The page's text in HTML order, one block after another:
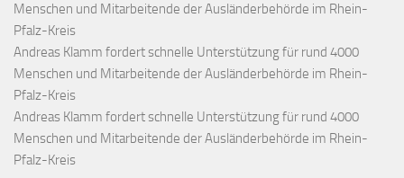
Menschen und Mitarbeitende der Ausländerbehörde im Rhein-
Pfalz-Kreis
Andreas Klamm fordert schnelle Unterstützung für rund 4000
Menschen und Mitarbeitende der Ausländerbehörde im Rhein-
Pfalz-Kreis
Andreas Klamm fordert schnelle Unterstützung für rund 4000
Menschen und Mitarbeitende der Ausländerbehörde im Rhein-
Pfalz-Kreis